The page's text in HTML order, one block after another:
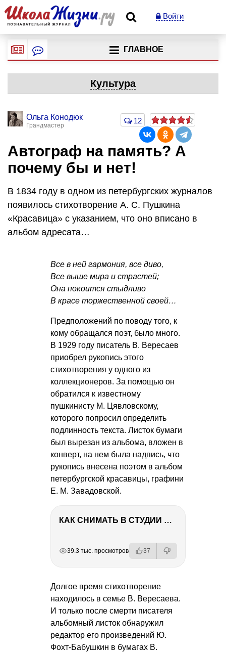
Войти
ГЛАВНОЕ
Культура
Ольга Конодюк
Грандмастер
12
Автограф на память? А
почему бы и нет!
В 1834 году в одном из петербургских журналов
появилось стихотворение А. С. Пушкина
«Красавица» с указанием, что оно вписано в
альбом адресата…
Все в ней гармония, все диво,
Все выше мира и страстей;
Она покоится стыдливо
В красе торжественной своей…
Предположений по поводу того, к
кому обращался поэт, было много.
В 1929 году писатель В. Вересаев
приобрел рукопись этого
стихотворения у одного из
коллекционеров. За помощью он
обратился к известному
пушкинисту М. Цявловскому,
которого попросил определить
подлинность текста. Листок бумаги
был вырезан из альбома, вложен в
конверт, на нем была надпись, что
рукопись внесена поэтом в альбом
петербургской красавицы, графини
Е. М. Завадовской.
КАК СНИМАТЬ В СТУДИИ СО ВСПЫШКАМИ
39.3 тыс. просмотров 37
Долгое время стихотворение
находилось в семье В. Вересаева.
И только после смерти писателя
альбомный листок обнаружил
редактор его произведений Ю.
Фохт-Бабушкин в бумагах В.